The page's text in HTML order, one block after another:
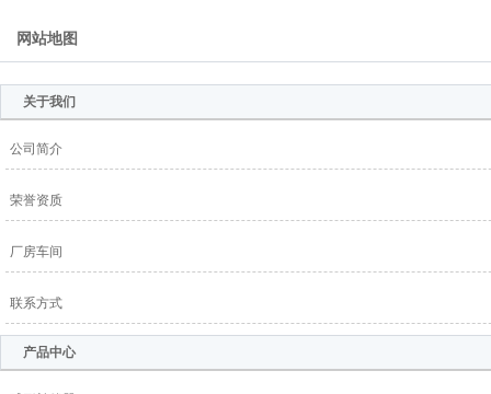
网站地图
关于我们
公司简介
荣誉资质
厂房车间
联系方式
产品中心